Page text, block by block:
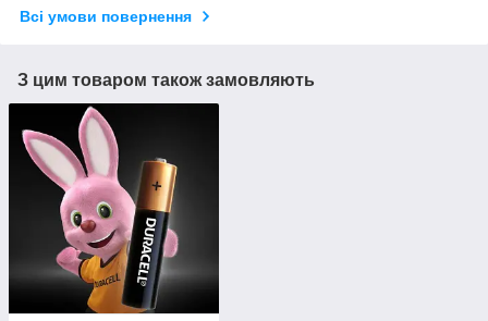
Всі умови повернення
З цим товаром також замовляють